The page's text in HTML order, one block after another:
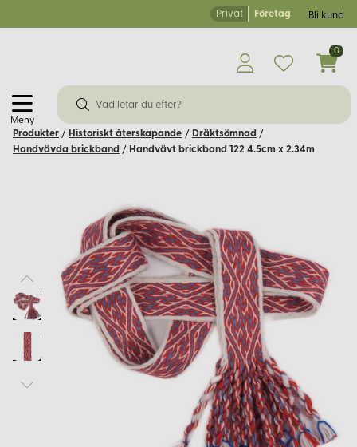
Privat Företag Bli kund
Meny
0
Produkter / Historiskt återskapande / Dräktsömnad /
Handvävda brickband / Handvävt brickband 122 4.5cm x 2.34m